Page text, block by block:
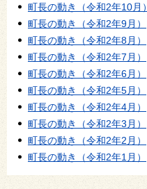
町長の動き（令和2年10月）
町長の動き（令和2年9月）
町長の動き（令和2年8月）
町長の動き（令和2年7月）
町長の動き（令和2年6月）
町長の動き（令和2年5月）
町長の動き（令和2年4月）
町長の動き（令和2年3月）
町長の動き（令和2年2月）
町長の動き（令和2年1月）